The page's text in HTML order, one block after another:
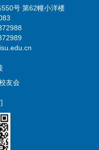
号 第62幢小洋楼
友会